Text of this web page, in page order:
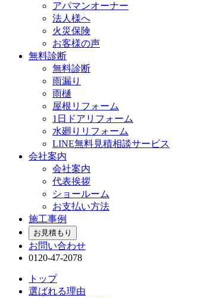
アパマンオーナー
法人様へ
火災保険
お客様の声
無料診断
無料診断
雨漏り
雨樋
屋根リフォーム
1日ドアリフォーム
水廻りリフォーム
LINE無料見積相談サービス
会社案内
会社案内
代表挨拶
ショールーム
お支払い方法
施工事例
お見積もり
お問い合わせ
0120-47-2078
トップ
選ばれる理由